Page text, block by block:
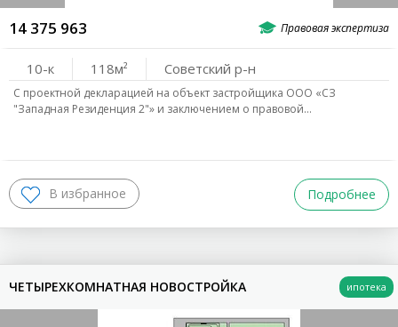
ВХОД ДЛЯ КЛИЕНТОВ
ВЫБРАТЬ РАЙОН
Западный Ростовское Море Северо-Запад
ПЛОЩАДЬ
ЭТАЖ
14 375 963
10-к 118 Советский р-н
С проектной декларацией на объект застройщика ООО «СЗ
"Западная Резиденция 2"» и заключением о правовой…
Подробнее
ЧЕТЫРЕХКОМНАТНАЯ НОВОСТРОЙКА